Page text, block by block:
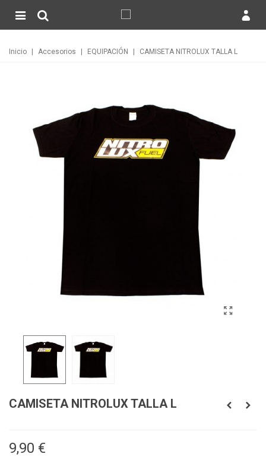
Inicio Accesorios EQUIPACIÓN CAMISETA NITROLUX TALLA L
CAMISETA NITROLUX TALLA L
9,90 €